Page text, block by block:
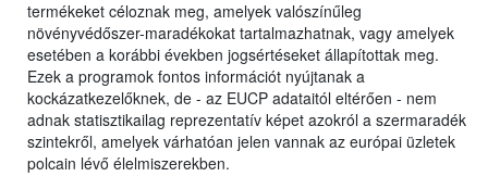
termékeket céloznak meg, amelyek valószínűleg
növényvédőszer-maradékokat tartalmazhatnak, vagy amelyek
esetében a korábbi években jogsértéseket állapítottak meg.
Ezek a programok fontos információt nyújtanak a
kockázatkezelőknek, de - az EUCP adataitól eltérően - nem
adnak statisztikailag reprezentatív képet azokról a szermaradék
szintekről, amelyek várhatóan jelen vannak az európai üzletek
polcain lévő élelmiszerekben.